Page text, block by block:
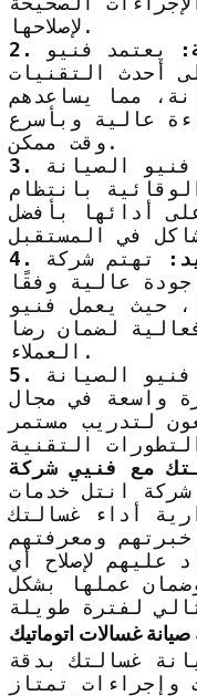
لإصلاحها.
يعتمد فنيو
أحدث التقنيات
مما يساعدهم
عالية وبأسرع
وقت ممكن.
الصيانة
بانتظام
أدائها بأفضل
تهتم شركة
عالية وفقًا
حيث يعمل فنيو
لضمان رضا
العملاء.
الصيانة
واسعة في مجال
لتدريب مستمر
مع فنيي شركة
انتل خدمات
أداء غسالتك
ومعرفتهم
عليهم لإصلاح أي
عملها بشكل
غسالات اتوماتيك
غسالتك بدقة
وإجراءات تمتاز